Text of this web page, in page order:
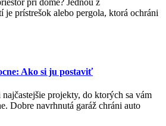
pri dome? Jednou z
je prístrešok alebo pergola, ktorá ochráni
Ako si ju postaviť
najčastejšie projekty, do ktorých sa vám
Dobre navrhnutá garáž chráni auto